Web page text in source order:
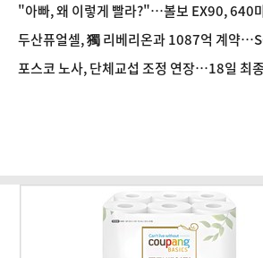
"아빠, 왜 이렇게 빨라?"…볼보 EX90, 640
승기]
두산퓨얼셀, 獨 리베리온과 1087억 계약
포스코 노사, 단체교섭 조정 연장…18일 최